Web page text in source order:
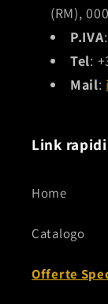
(RM),
P.IVA
Tel:
Mail:
Link rapidi
Home
Catalogo
Offerte